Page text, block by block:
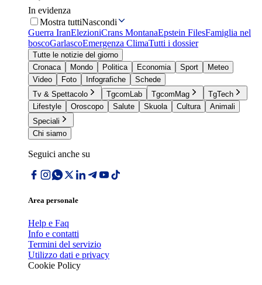
In evidenza
Mostra tuttiNascondi
Guerra IranElezioniCrans MontanaEpstein FilesFamiglia nel
boscoGarlascoEmergenza ClimaTutti i dossier
Tutte le notizie del giorno
Cronaca
Mondo Politica Economia Sport
Meteo
Video
Foto Infografiche
Schede
Tv & Spettacolo
TgcomLab TgcomMag
TgTech
Lifestyle
Oroscopo Salute Skuola Cultura
Animali
Speciali
Chi siamo
Seguici anche su
Area personale
Help e Faq
Info e contatti
Termini del servizio
Utilizzo dati e privacy
Cookie Policy